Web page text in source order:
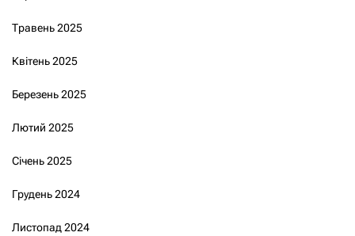
Травень 2025
Квітень 2025
Березень 2025
Лютий 2025
Січень 2025
Грудень 2024
Листопад 2024